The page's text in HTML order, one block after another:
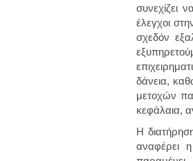
συνεχίζει
έλεγχοι
σχεδόν
δάνεια,
μετοχών
κεφάλαια,
Η
αναφέρει